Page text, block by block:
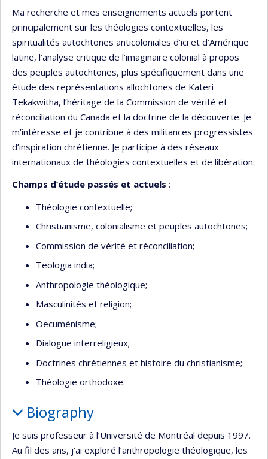
Ma recherche et mes enseignements actuels portent
principalement sur les théologies contextuelles, les
spiritualités autochtones anticoloniales d’ici et d’Amérique
latine, l’analyse critique de l’imaginaire colonial à propos
des peuples autochtones, plus spécifiquement dans une
étude des représentations allochtones de Kateri
Tekakwitha, l’héritage de la Commission de vérité et
réconciliation du Canada et la doctrine de la découverte. Je
m’intéresse et je contribue à des militances progressistes
d’inspiration chrétienne. Je participe à des réseaux
internationaux de théologies contextuelles et de libération.
Champs d’étude passés et actuels :
Théologie contextuelle;
Christianisme, colonialisme et peuples autochtones;
Commission de vérité et réconciliation;
Teologia india;
Anthropologie théologique;
Masculinités et religion;
Oecuménisme;
Dialogue interreligieux;
Doctrines chrétiennes et histoire du christianisme;
Théologie orthodoxe.
Biography
Je suis professeur à l’Université de Montréal depuis 1997.
Au fil des ans, j’ai exploré l’anthropologie théologique, les